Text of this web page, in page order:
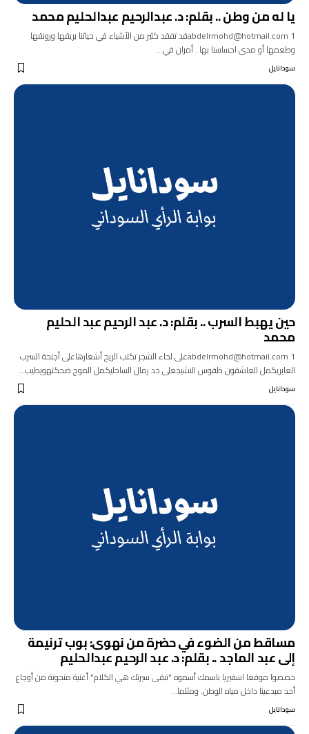
يا له من وطن .. بقلم: د. عبدالرحيم عبدالحليم محمد
abdelrmohd@hotmail.com 1قد تفقد كثير من الأشياء في حياتنا بريقها ورونقها
وطعمها أو مدى احساسنا بها . أمران في…
سودانايل
حين يهبط السرب .. بقلم: د. عبد الرحيم عبد الحليم
محمد
abdelrmohd@hotmail.com 1على لحاء الشجر تكتب الريح أشعارهاعلى أجنحة السرب
العابريكمل العاشقون طقوس النشيجعلى خد رمال الساحليكمل الموج ضحكتهويطيب…
سودانايل
مساقط من الضوء في حضرة من نهوى: بوب ترنيمة
إلى عبد الماجد .. بقلم: د. عبد الرحيم عبدالحليم
خصصوا موقعا اسفيريا باسمك أسموه "تبقى سيرتك هي الكلام" أغنية منحوتة من أوجاع
أحد مبدعينا داخل مياه الوطن. ومثلما…
سودانايل